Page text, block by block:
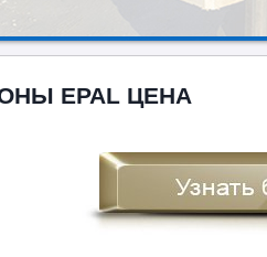
ЕPAL ЦЕНА